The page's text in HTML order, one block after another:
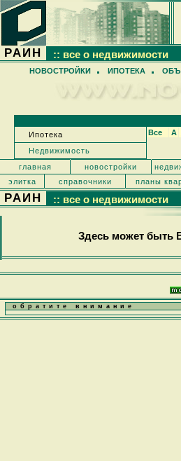
РАИН :: все о недвижимости
НОВОСТРОЙКИ ИПОТЕКА
Ипотека
Недвижимость
Все А
главная новостройки
элитка
справочники планы
РАИН :: все о недвижимости
Здесь может быть
обратите внимание